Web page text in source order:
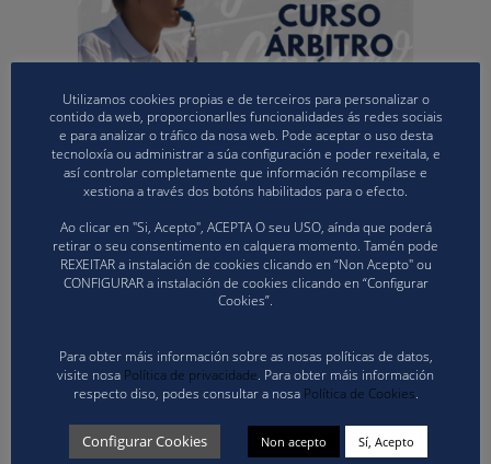
Read more +
25 mayo 2026 By Comunicacion in Competicións vólei praia ,
Vólei Praia
Senior
A FGVB convoca o curso de Árbitro de Vólei
Praia Nivel I para o mes de xuño
Utilizamos cookies propias e de terceiros para personalizar o
contido da web, proporcionarlles funcionalidades ás redes sociais
e para analizar o tráfico da nosa web. Pode aceptar o uso desta
tecnoloxía ou administrar a súa configuración e poder rexeitala, e
así controlar completamente que información recompílase e
xestiona a través dos botóns habilitados para o efecto.
Ao clicar en "Si, Acepto", ACEPTA O seu USO, aínda que poderá
retirar o seu consentimento en calquera momento. Tamén pode
REXEITAR a instalación de cookies clicando en “Non Acepto" ou
CONFIGURAR a instalación de cookies clicando en “Configurar
Cookies”.
Para obter máis información sobre as nosas políticas de datos,
visite nosa Política de privacidade. Para obter máis información
respecto diso, podes consultar a nosa Política de Cookies.
Configurar Cookies Non acepto Sí, Acepto